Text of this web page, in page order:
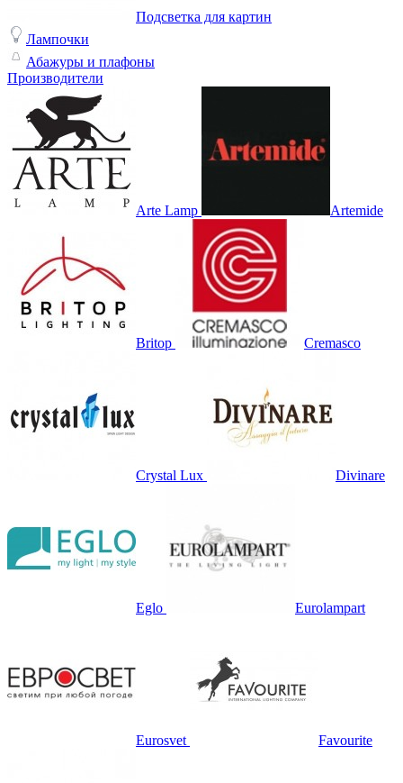
Подсветка для картин
Лампочки
Абажуры и плафоны
Производители
Arte Lamp Artemide
Britop Cremasco
Crystal Lux Divinare
Eglo Eurolampart
Eurosvet Favourite